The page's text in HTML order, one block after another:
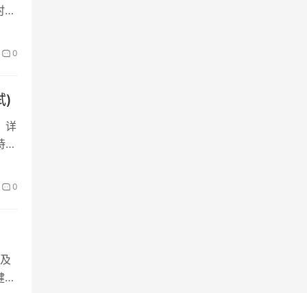
0
)
详
个
0